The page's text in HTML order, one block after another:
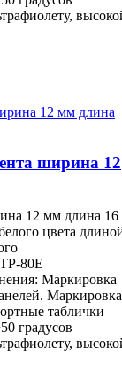
ширина 12
12 мм длина 16
цвета
80E
Маркировка
Маркировка
таблички
градусов